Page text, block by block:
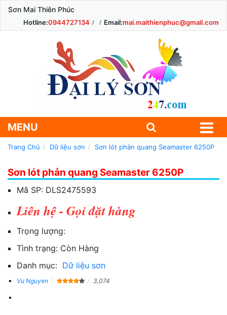
Sơn Mai Thiên Phúc
Hotline:0944727134 Email:mai.maithienphuc@gmail.com
MENU
Trang Chủ Dữ liệu sơn Sơn lót phản quang Seamaster 6250P
Sơn lót phản quang Seamaster 6250P
Mã SP: DLS2475593
Liên hệ - Gọi đặt hàng
Trọng lượng:
Tình trạng: Còn Hàng
Danh mục: Dữ liệu sơn
Vu Nguyen 3,074